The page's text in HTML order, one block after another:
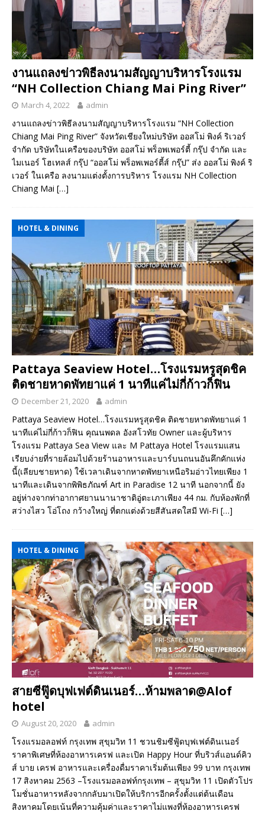
งานแถลงข่าวพิธีลงนามสัญญาบริหารโรงแรม
“NH Collection Chiang Mai Ping River”
March 4, 2022 admin
งานแถลงข่าวพิธีลงนามสัญญาบริหารโรงแรม “NH Collection
Chiang Mai Ping River” จังหวัดเชียงใหม่บริษัท ออสโม่ พิงค์ ริเวอร์
จำกัด บริษัทในเครือของบริษัท ออสโม่ พร็อพเพอร์ตี้ กรุ๊ป จำกัด และ
ไมเนอร์ โฮเทลส์ กรุ๊ป “ออสโม่ พร็อพเพอร์ตี้ส์ กรุ๊ป” ส่ง ออสโม่ พิงค์ ริ
เวอร์ ในเครือ ลงนามแต่งตั้งการบริหาร โรงแรม NH Collection
Chiang Mai […]
HOTEL & DINING
Pattaya Seaview Hotel…โรงแรมหรูสุดชิค
ติดชายหาดพัทยาแค่ 1 นาทีแค่ไม่กี่ก้าวก็ฟิน
December 21, 2020 admin
Pattaya Seaview Hotel…โรงแรมหรูสุดชิค ติดชายหาดพัทยาแค่ 1
นาทีแค่ไม่กี่ก้าวก็ฟิน คุณนพดล อังสโวทัย Owner และผู้บริหาร
โรงแรม Pattaya Sea View และ M Pattaya Hotel โรงแรมแสน
เรียบง่ายที่รายล้อมไปด้วยร้านอาหารและบาร์บนถนนอันคึกคักแห่ง
นี้(เลียบชายหาด) ใช้เวลาเดินจากหาดพัทยาเหนือริมอ่าวไทยเพียง 1
นาทีและเดินจากพิพิธภัณฑ์ Art in Paradise 12 นาที นอกจากนี้ ยัง
อยู่ห่างจากท่าอากาศยานนานาชาติอู่ตะเภาเพียง 44 กม. กับห้องพักที่
สว่างไสว โอ่โถง กว้างใหญ่ ที่ตกแต่งด้วยสีสันสดใสมี Wi-Fi […]
HOTEL & DINING
สายซีฟู๊ดบุฟเฟต์ดินเนอร์…ห้ามพลาด@Alof
hotel
August 20, 2020 admin
โรงแรมอลอฟท์ กรุงเทพ สุขุมวิท 11 ชวนชิมซีฟู้ดบุฟเฟต์ดินเนอร์
ราคาพิเศษที่ห้องอาหารเครฟ และเปิด Happy Hour ที่บริวส์แอนด์คิว
ส์ บาย เครฟ อาหารและเครื่องดื่มราคาเริ่มต้นเพียง 99 บาท กรุงเทพ
17 สิงหาคม 2563 –โรงแรมอลอฟท์กรุงเทพ – สุขุมวิท 11 เปิดตัวโปร
โมชั่นอาหารหลังจากกลับมาเปิดให้บริการอีกครั้งตั้งแต่ต้นเดือน
สิงหาคมโดยเน้นที่ความคุ้มค่าและราคาไม่แพงที่ห้องอาหารเครฟ